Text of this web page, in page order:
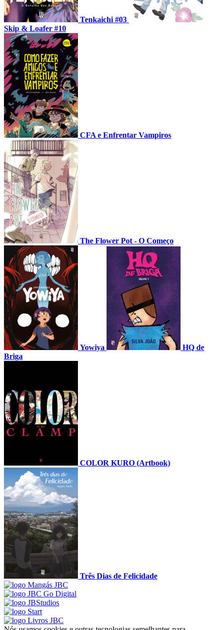
Tenkaichi #03
Skip & Loafer #10
CFA e Enfrentar Vampiros
The Flower Pot - O Começo
Yowiya
HQ de
Briga
COLOR KURO (Artbook)
Três Dias de Felicidade